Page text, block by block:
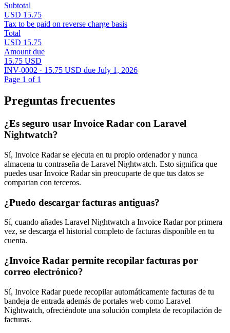
Subtotal
USD 15.75
Tax to be paid on reverse charge basis
Total
USD 15.75
Amount due
15.75 USD
INV-0002 · 15.75 USD due July 1, 2026
Page 1 of 1
Preguntas frecuentes
¿Es seguro usar Invoice Radar con Laravel
Nightwatch?
Sí, Invoice Radar se ejecuta en tu propio ordenador y nunca
almacena tu contraseña de Laravel Nightwatch. Esto significa que
puedes usar Invoice Radar sin preocuparte de que tus datos se
compartan con terceros.
¿Puedo descargar facturas antiguas?
Sí, cuando añades Laravel Nightwatch a Invoice Radar por primera
vez, se descarga el historial completo de facturas disponible en tu
cuenta.
¿Invoice Radar permite recopilar facturas por
correo electrónico?
Sí, Invoice Radar puede recopilar automáticamente facturas de tu
bandeja de entrada además de portales web como Laravel
Nightwatch, ofreciéndote una solución completa de recopilación de
facturas.